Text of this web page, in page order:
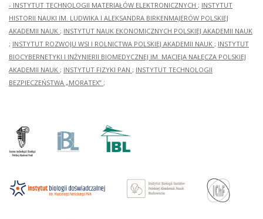
- INSTYTUT TECHNOLOGII MATERIAŁÓW ELEKTRONICZNYCH ; INSTYTUT
HISTORII NAUKI IM. LUDWIKA I ALEKSANDRA BIRKENMAJERÓW POLSKIEJ
AKADEMII NAUK ; INSTYTUT NAUK EKONOMICZNYCH POLSKIEJ AKADEMII NAUK
; INSTYTUT ROZWOJU WSI I ROLNICTWA POLSKIEJ AKADEMII NAUK ; INSTYTUT
BIOCYBERNETYKI I INŻYNIERII BIOMEDYCZNEJ IM. MACIEJA NAŁĘCZA POLSKIEJ
AKADEMII NAUK ; INSTYTUT FIZYKI PAN ; INSTYTUT TECHNOLOGII
BEZPIECZEŃSTWA „MORATEX” ;